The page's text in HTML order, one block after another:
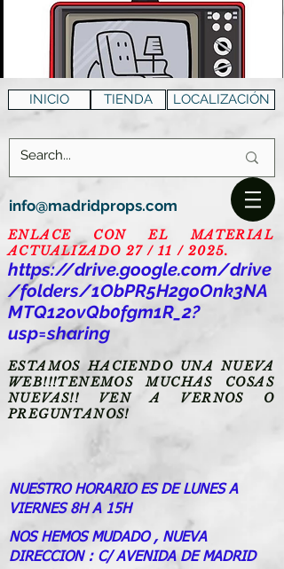
INICIO TIENDA LOCALIZACIÓN
info@madridprops.com
ENLACE CON EL MATERIAL
ACTUALIZADO 27 / 11 / 2025.
https://drive.google.com/drive
/folders/1ObPR5H2goOnk3NA
MTQ12ovQb0fgm1R_2?
usp=sharing
ESTAMOS HACIENDO UNA NUEVA
WEB!!!TENEMOS MUCHAS COSAS
NUEVAS!! VEN A VERNOS O
PREGUNTANOS!
NUESTRO HORARIO ES DE LUNES A
VIERNES 8H A 15H
NOS HEMOS MUDADO , NUEVA
DIRECCION : C/ AVENIDA DE MADRID